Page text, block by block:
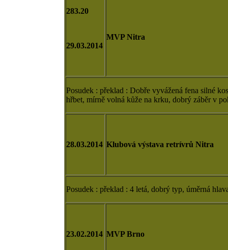
283.20
29.03.2014
MVP Nitra
Posudek : překlad : Dobře vyvážená fena silné
hřbet, mírně volná kůže na krku, dobrý záběr v
28.03.2014 Klubová výstava retrívrů Nitra
Posudek : překlad : 4 letá, dobrý typ, úměrná
23.02.2014 MVP Brno